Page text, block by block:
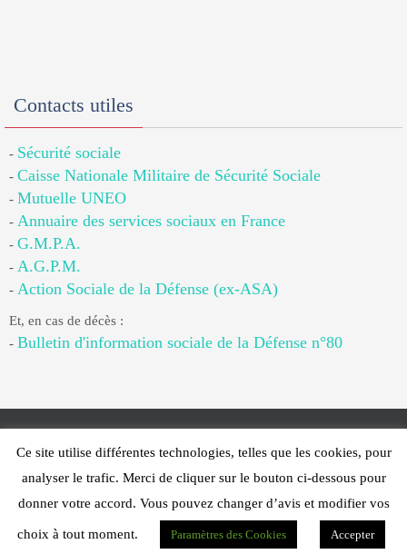
Contacts utiles
- Sécurité sociale
- Caisse Nationale Militaire de Sécurité Sociale
- Mutuelle UNEO
- Annuaire des services sociaux en France
- G.M.P.A.
- A.G.P.M.
- Action Sociale de la Défense (ex-ASA)
Et, en cas de décès :
- Bulletin d'information sociale de la Défense n°80
Web Design - PFS Concept Toulon - © 2025
Fonctionne avec Nirvana WordPress.
Ce site utilise différentes technologies, telles que les cookies, pour
analyser le trafic. Merci de cliquer sur le bouton ci-dessous pour
donner votre accord. Vous pouvez changer d’avis et modifier vos
choix à tout moment. Paramètres des Cookies Accepter